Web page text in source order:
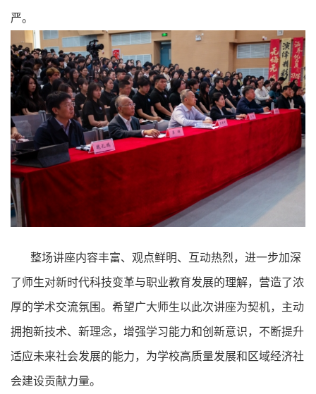
严。
整场讲座内容丰富、观点鲜明、互动热烈，进一步加深
了师生对新时代科技变革与职业教育发展的理解，营造了浓
厚的学术交流氛围。希望广大师生以此次讲座为契机，主动
拥抱新技术、新理念，增强学习能力和创新意识，不断提升
适应未来社会发展的能力，为学校高质量发展和区域经济社
会建设贡献力量。